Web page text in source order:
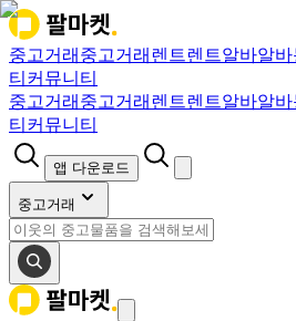
중고거래 중고거래 렌트렌트알바알바
티 커뮤니티
중고거래 중고거래 렌트렌트알바알바
티 커뮤니티
앱 다운로드
중고거래